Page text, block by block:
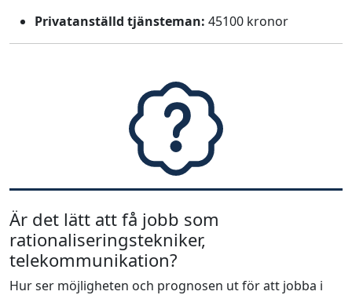
Privatanställd tjänsteman: 45100 kronor
Är det lätt att få jobb som
rationaliseringstekniker,
telekommunikation?
Hur ser möjligheten och prognosen ut för att jobba i